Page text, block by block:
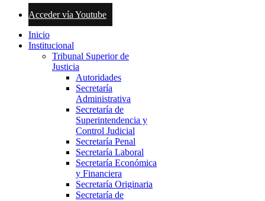
Acceder vía Youtube
Inicio
Institucional
Tribunal Superior de
Justicia
Autoridades
Secretaría
Administrativa
Secretaría de
Superintendencia y
Control Judicial
Secretaría Penal
Secretaría Laboral
Secretaría Económica
y Financiera
Secretaría Originaria
Secretaría de